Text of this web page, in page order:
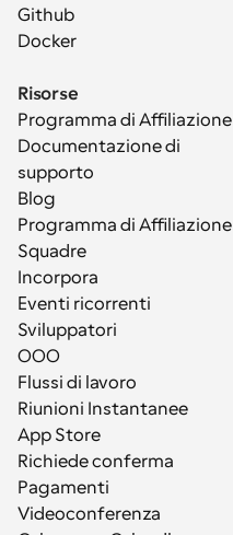
Github
Docker
Risorse
Programma di Affiliazione
Documentazione di
supporto
Blog
Programma di Affiliazione
Squadre
Incorpora
Eventi ricorrenti
Sviluppatori
OOO
Flussi di lavoro
Riunioni Instantanee
App Store
Richiede conferma
Pagamenti
Videoconferenza